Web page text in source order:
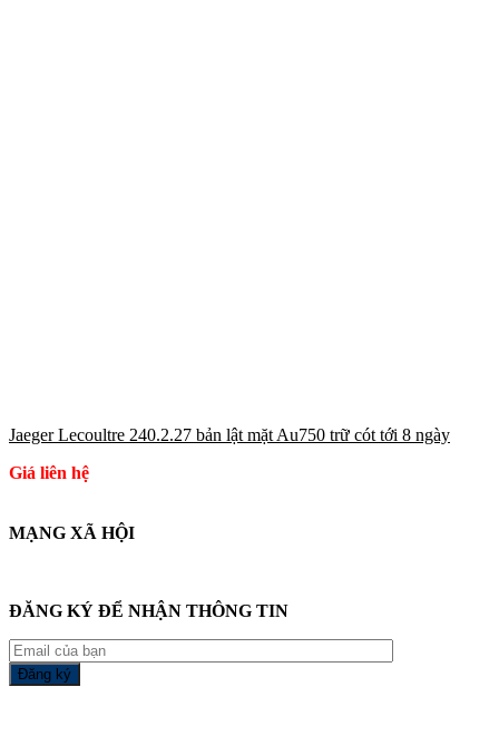
Jaeger Lecoultre 240.2.27 bản lật mặt Au750 trữ cót tới 8 ngày
Giá liên hệ
MẠNG XÃ HỘI
ĐĂNG KÝ ĐỂ NHẬN THÔNG TIN